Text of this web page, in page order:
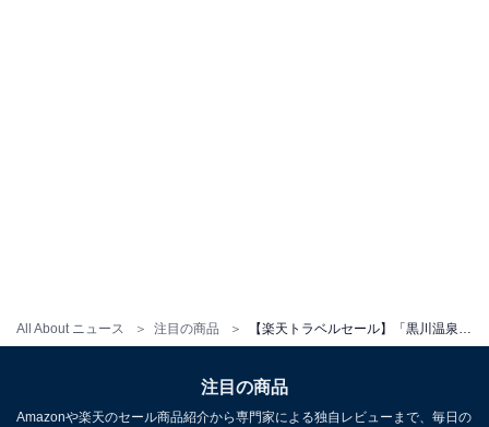
All About ニュース 注目の商品
注目の商品
Amazonや楽天のセール商品紹介から専門家による独自レビューまで、毎日の